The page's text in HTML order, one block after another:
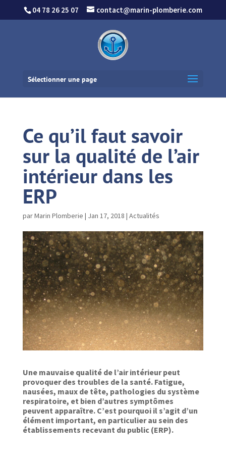
04 78 26 25 07 contact@marin-plomberie.com
Sélectionner une page
Ce qu’il faut savoir
sur la qualité de l’air
intérieur dans les
ERP
parMarin Plomberie | Jan 17, 2018 | Actualités
Une mauvaise qualité de l’air intérieur peut
provoquer des troubles de la santé. Fatigue,
nausées, maux de tête, pathologies du système
respiratoire, et bien d’autres symptômes
peuvent apparaître. C’est pourquoi il s’agit d’un
élément important, en particulier au sein des
établissements recevant du public (ERP).